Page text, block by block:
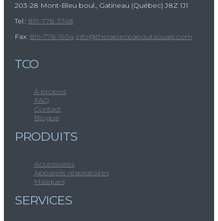
203-28 Mont-Bleu boul., Gatineau (Québec)J8Z 1J1
Tel.: 819-778-3748
Fax: 819-778-1904 info@therapiecpapoutaouais.com
TCO
À propos
FAQ
Contact
Blogue
PRODUITS
Accessoires
Appareils respiratoires
Masques
SERVICES